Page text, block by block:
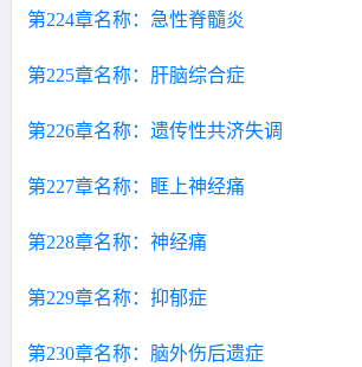
第224章名称：急性脊髓炎
第225章名称：肝脑综合症
第226章名称：遗传性共济失调
第227章名称：眶上神经痛
第228章名称：神经痛
第229章名称：抑郁症
第230章名称：脑外伤后遗症